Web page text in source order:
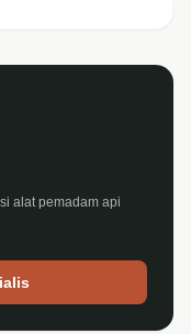
alat pemadam api